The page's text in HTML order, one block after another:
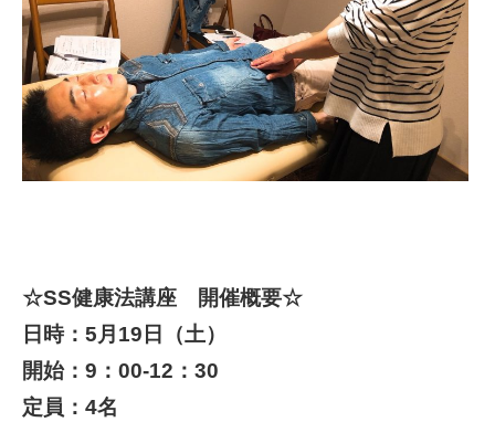
☆SS健康法講座 開催概要☆
日時：5月19日（土）
開始：9：00-12：30
定員：4名